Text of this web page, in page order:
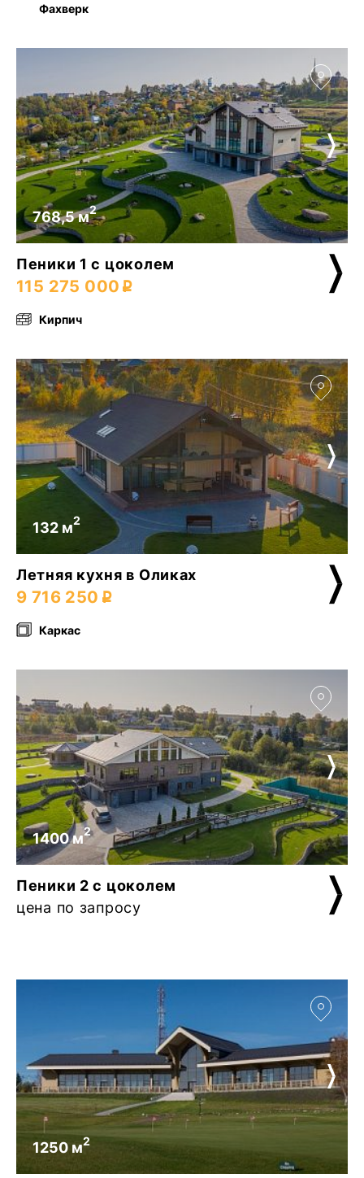
Фахверк
768,5 м2
Пеники 1 с цоколем
115 275 000
Кирпич
132 м2
Летняя кухня в Оликах
9 716 250
Каркас
1400 м2
Пеники 2 с цоколем
цена по запросу
1250 м2